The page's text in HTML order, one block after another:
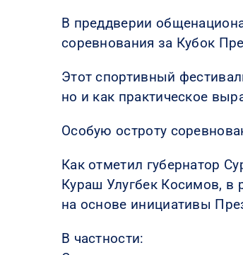
В преддверии
соревнования за Кубок
Этот спортивный
но и как практическое
Особую остроту
Как отметил губернатор
Кураш Улугбек Косимов, в
на основе инициативы
В частности: